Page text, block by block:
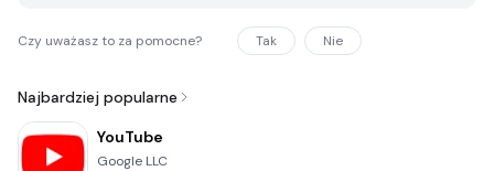
Czy uważasz to za pomocne? Tak Nie
Najbardziej popularne
YouTube
Google LLC